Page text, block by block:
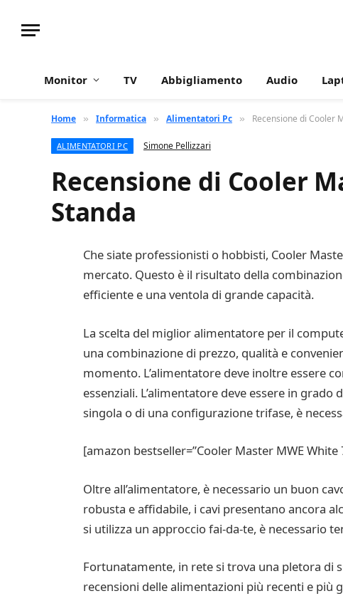
Monitor TV Abbigliamento Audio
Home » Informatica » Alimentatori Pc » Recensione di Cooler
ALIMENTATORI PC Simone Pellizzari
Recensione di Cooler
Standa
Che siate professionisti o hobbisti, Cooler
mercato. Questo è il risultato della
efficiente e una ventola di grande capacità.
La scelta del miglior alimentatore per il
una combinazione di prezzo, qualità e
momento. L’alimentatore deve inoltre essere
essenziali. L’alimentatore deve essere in
singola o di una configurazione trifase, è
[amazon bestseller=”Cooler Master MWE
Oltre all’alimentatore, è necessario un buon
robusta e affidabile, i cavi presentano ancora
si utilizza un approccio fai-da-te, è necessario
Fortunatamente, in rete si trova una pletora di
recensioni delle alimentazioni più recenti e più